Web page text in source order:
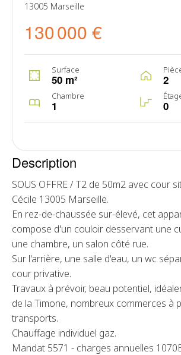
13005 Marseille
130 000 €
Surface
50 m² 2
Chambre
1 0
Description
SOUS OFFRE / T2 de 50m2 avec cour
Cécile 13005 Marseille.
En rez-de-chaussée sur-élevé, cet
compose d'un couloir desservant une
une chambre, un salon côté rue.
Sur l'arrière, une salle d'eau, un wc
cour privative.
Travaux à prévoir, beau potentiel,
de la Timone, nombreux commerces à
transports.
Chauffage individuel gaz.
Mandat 5571 - charges annuelles